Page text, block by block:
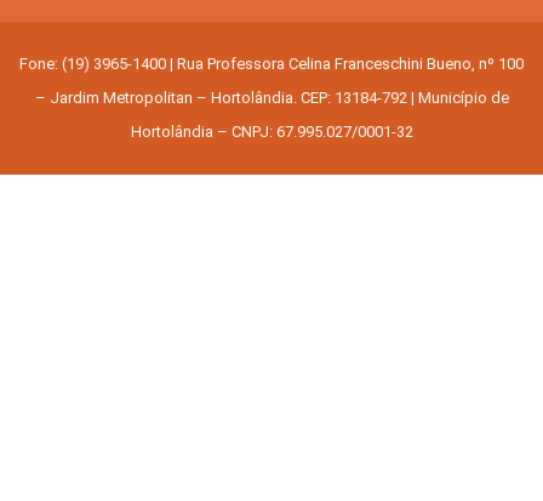
Fone: (19) 3965-1400 | Rua Professora Celina Franceschini Bueno, nº 100
– Jardim Metropolitan – Hortolândia. CEP: 13184-792 | Município de
Hortolândia – CNPJ: 67.995.027/0001-32